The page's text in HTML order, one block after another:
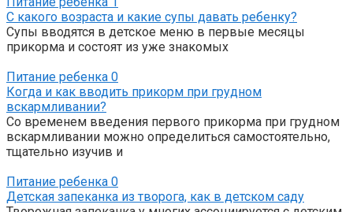
С какого возраста и какие супы давать ребенку?
Супы вводятся в детское меню в первые месяцы
прикорма и состоят из уже знакомых
Питание ребенка 0
Когда и как вводить прикорм при грудном
вскармливании?
Со временем введения первого прикорма при грудном
вскармливании можно определиться самостоятельно,
тщательно изучив и
Питание ребенка 0
Детская запеканка из творога, как в детском саду